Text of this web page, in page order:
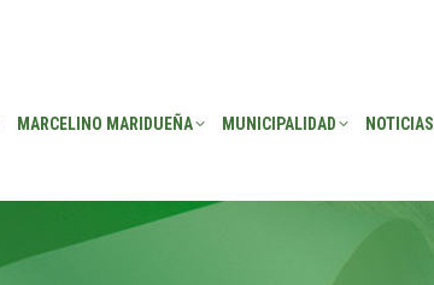
MARCELINO MARIDUEÑA MUNICIPALIDAD NOTICIAS